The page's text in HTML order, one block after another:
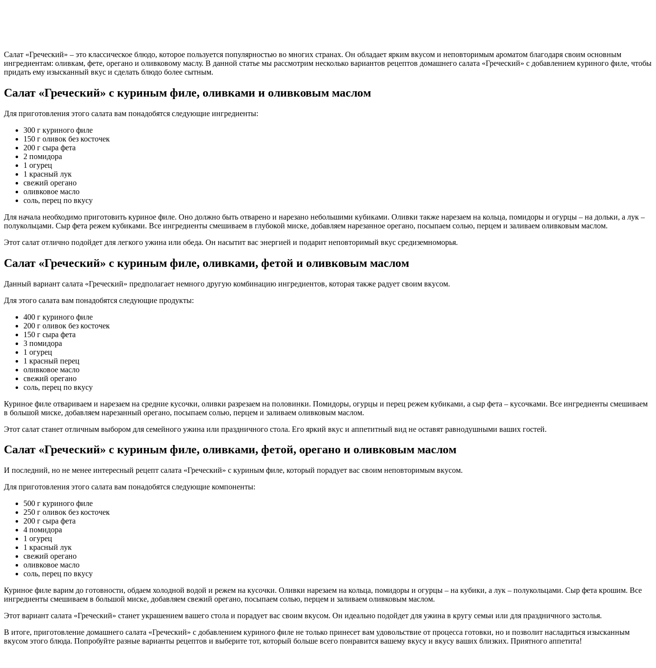
Салат «Греческий» – это классическое блюдо, которое пользуется популярностью во многих странах. Он обладает ярким вкусом и неповторимым ароматом благодаря своим основным
ингредиентам: оливкам, фете, орегано и оливковому маслу. В данной статье мы рассмотрим несколько вариантов рецептов домашнего салата «Греческий» с добавлением куриного филе, чтобы
придать ему изысканный вкус и сделать блюдо более сытным.
Салат «Греческий» с куриным филе, оливками и оливковым маслом
Для приготовления этого салата вам понадобятся следующие ингредиенты:
300 г куриного филе
150 г оливок без косточек
200 г сыра фета
2 помидора
1 огурец
1 красный лук
свежий орегано
оливковое масло
соль, перец по вкусу
Для начала необходимо приготовить куриное филе. Оно должно быть отварено и нарезано небольшими кубиками. Оливки также нарезаем на кольца, помидоры и огурцы – на дольки, а лук –
полукольцами. Сыр фета режем кубиками. Все ингредиенты смешиваем в глубокой миске, добавляем нарезанное орегано, посыпаем солью, перцем и заливаем оливковым маслом.
Этот салат отлично подойдет для легкого ужина или обеда. Он насытит вас энергией и подарит неповторимый вкус средиземноморья.
Салат «Греческий» с куриным филе, оливками, фетой и оливковым маслом
Данный вариант салата «Греческий» предполагает немного другую комбинацию ингредиентов, которая также радует своим вкусом.
Для этого салата вам понадобятся следующие продукты:
400 г куриного филе
200 г оливок без косточек
150 г сыра фета
3 помидора
1 огурец
1 красный перец
оливковое масло
свежий орегано
соль, перец по вкусу
Куриное филе отвариваем и нарезаем на средние кусочки, оливки разрезаем на половинки. Помидоры, огурцы и перец режем кубиками, а сыр фета – кусочками. Все ингредиенты смешиваем
в большой миске, добавляем нарезанный орегано, посыпаем солью, перцем и заливаем оливковым маслом.
Этот салат станет отличным выбором для семейного ужина или праздничного стола. Его яркий вкус и аппетитный вид не оставят равнодушными ваших гостей.
Салат «Греческий» с куриным филе, оливками, фетой, орегано и оливковым маслом
И последний, но не менее интересный рецепт салата «Греческий» с куриным филе, который порадует вас своим неповторимым вкусом.
Для приготовления этого салата вам понадобятся следующие компоненты:
500 г куриного филе
250 г оливок без косточек
200 г сыра фета
4 помидора
1 огурец
1 красный лук
свежий орегано
оливковое масло
соль, перец по вкусу
Куриное филе варим до готовности, обдаем холодной водой и режем на кусочки. Оливки нарезаем на кольца, помидоры и огурцы – на кубики, а лук – полукольцами. Сыр фета крошим. Все
ингредиенты смешиваем в большой миске, добавляем свежий орегано, посыпаем солью, перцем и заливаем оливковым маслом.
Этот вариант салата «Греческий» станет украшением вашего стола и порадует вас своим вкусом. Он идеально подойдет для ужина в кругу семьи или для праздничного застолья.
В итоге, приготовление домашнего салата «Греческий» с добавлением куриного филе не только принесет вам удовольствие от процесса готовки, но и позволит насладиться изысканным
вкусом этого блюда. Попробуйте разные варианты рецептов и выберите тот, который больше всего понравится вашему вкусу и вкусу ваших близких. Приятного аппетита!